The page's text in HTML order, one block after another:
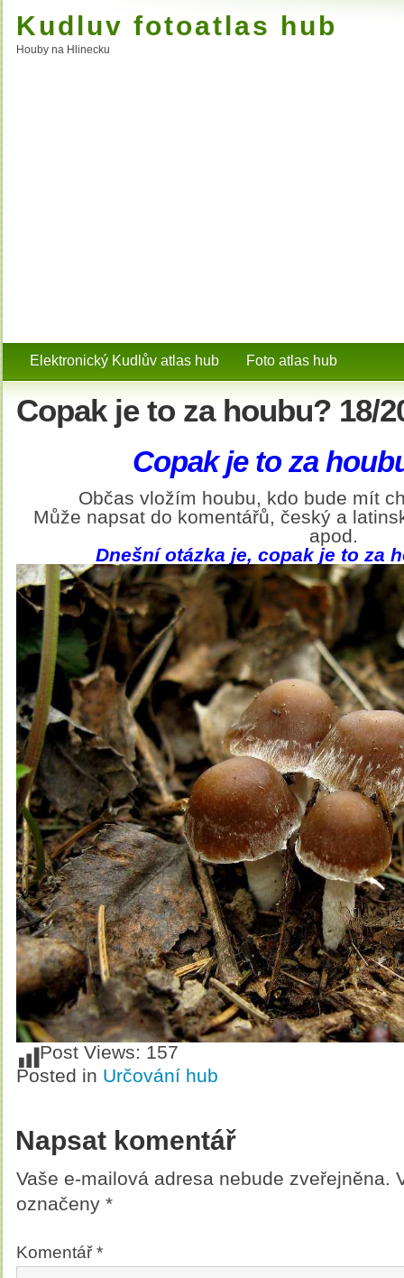
Kudluv fotoatlas hub
Houby na Hlinecku
Elektronický Kudlův atlas hub Foto atlas hub
Copak je to za houbu? 18/
Copak je to za
Občas vložím houbu, kdo bude mít
Může napsat do komentářů, český a
apod.
Dnešní otázka je, copak je to za
Post Views: 157
Posted in Určování hub
Napsat komentář
Vaše e-mailová adresa nebude zveřejněna.
označeny *
Komentář*